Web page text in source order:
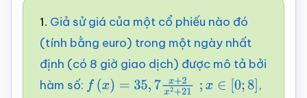
1. Giả sử giá của một cổ phiếu nào đó
(tính bằng euro) trong một ngày nhất
định (có 8 giờ giao dịch) được mô tả bởi
hàm số: f( x)= 35 ,7x+ 2x2+21 x∈ [0 ;8]
,